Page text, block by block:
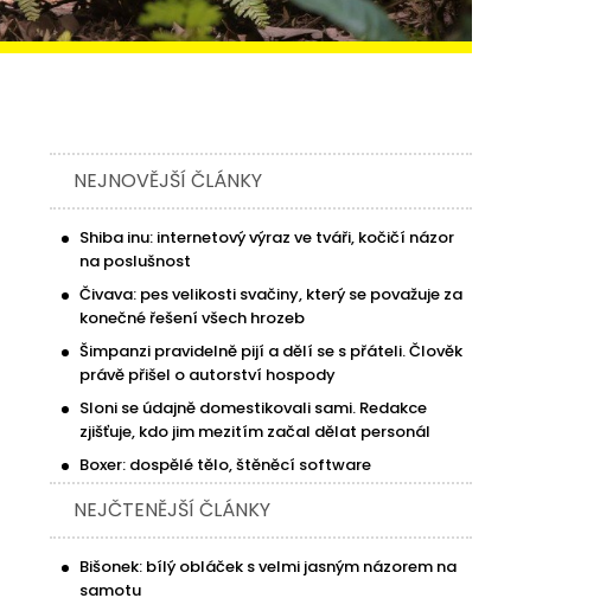
NEJNOVĚJŠÍ ČLÁNKY
Shiba inu: internetový výraz ve tváři, kočičí názor
na poslušnost
Čivava: pes velikosti svačiny, který se považuje za
konečné řešení všech hrozeb
Šimpanzi pravidelně pijí a dělí se s přáteli. Člověk
právě přišel o autorství hospody
Sloni se údajně domestikovali sami. Redakce
zjišťuje, kdo jim mezitím začal dělat personál
Boxer: dospělé tělo, štěněcí software
NEJČTENĚJŠÍ ČLÁNKY
Bišonek: bílý obláček s velmi jasným názorem na
samotu